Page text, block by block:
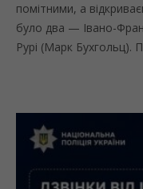
помітними, а
було два — Івано-
Рурі (Марк Бухгольц).